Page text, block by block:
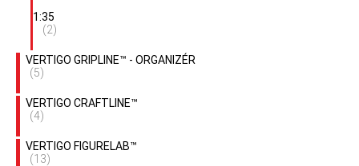
1:35
(2)
VERTIGO GRIPLINE™ - ORGANIZÉR
(5)
VERTIGO CRAFTLINE™
(4)
VERTIGO FIGURELAB™
(13)